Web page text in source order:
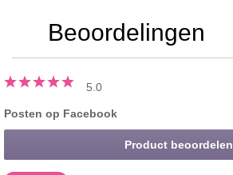
Beoordelingen
5.0
Posten op Facebook
Product beoordelen